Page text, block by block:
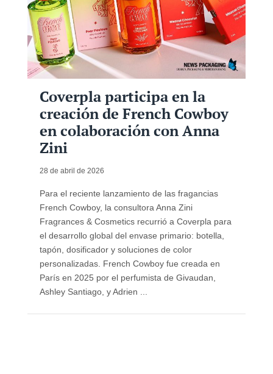
Coverpla participa en la
creación de French Cowboy
en colaboración con Anna
Zini
28 de abril de 2026
Para el reciente lanzamiento de las fragancias
French Cowboy, la consultora Anna Zini
Fragrances & Cosmetics recurrió a Coverpla para
el desarrollo global del envase primario: botella,
tapón, dosificador y soluciones de color
personalizadas. French Cowboy fue creada en
París en 2025 por el perfumista de Givaudan,
Ashley Santiago, y Adrien ...